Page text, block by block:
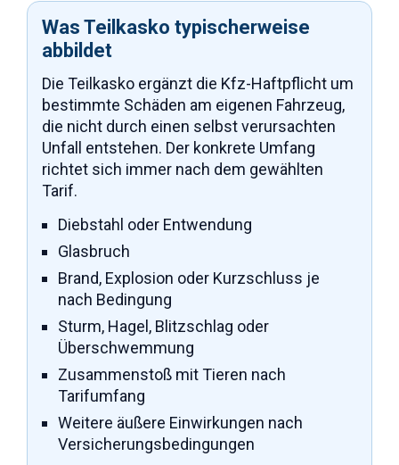
Was Teilkasko typischerweise
abbildet
Die Teilkasko ergänzt die Kfz-Haftpflicht um
bestimmte Schäden am eigenen Fahrzeug,
die nicht durch einen selbst verursachten
Unfall entstehen. Der konkrete Umfang
richtet sich immer nach dem gewählten
Tarif.
Diebstahl oder Entwendung
Glasbruch
Brand, Explosion oder Kurzschluss je
nach Bedingung
Sturm, Hagel, Blitzschlag oder
Überschwemmung
Zusammenstoß mit Tieren nach
Tarifumfang
Weitere äußere Einwirkungen nach
Versicherungsbedingungen